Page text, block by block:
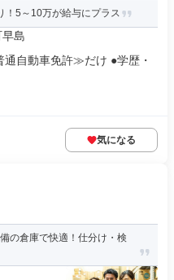
5～10万が給与にプラス
島
自動車免許≫だけ ●学歴・
気になる
の倉庫で快適！仕分け・検